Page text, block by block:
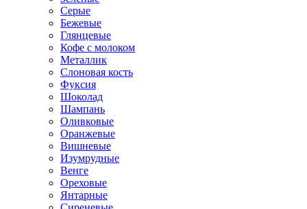
Серые
Бежевые
Глянцевые
Кофе с молоком
Металлик
Слоновая кость
Фуксия
Шоколад
Шампань
Оливковые
Оранжевые
Вишневые
Изумрудные
Венге
Ореховые
Янтарные